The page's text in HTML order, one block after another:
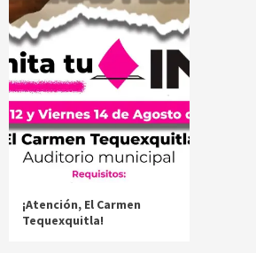
¡Atención, El Carmen
Tequexquitla!